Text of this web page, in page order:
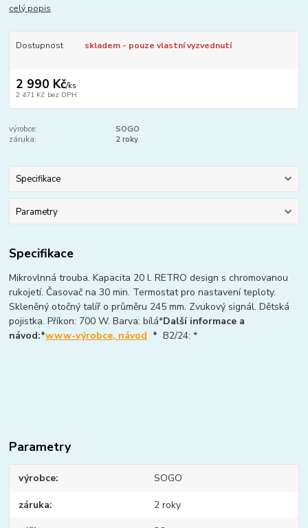
celý popis
Dostupnost skladem - pouze vlastní vyzvednutí
2 990 Kč/ks
2 471 Kč bez DPH
výrobce:
SOGO
záruka:
2 roky
Specifikace
Parametry
Specifikace
Mikrovlnná trouba. Kapacita 20 l. RETRO design s chromovanou
rukojetí. Časovač na 30 min. Termostat pro nastavení teploty.
Skleněný otočný talíř o průměru 245 mm. Zvukový signál. Dětská
pojistka. Příkon: 700 W. Barva: bílá*Další informace a
návod:*www-výrobce, návod *B2/24: *
Parametry
výrobce SOGO
záruka 2 roky